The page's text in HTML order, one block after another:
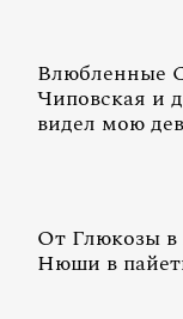
Влюбленные
Чиповская и
видел мою
От Глюкозы в
Нюши в